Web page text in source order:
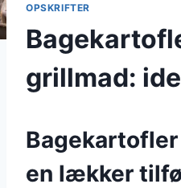
OPSKRIFTER
grillmad:
en lækker